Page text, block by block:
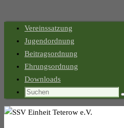
Zum
springen
Vereinssatzung
Jugendordnung
Beitragsordnung
Ehrungsordnung
Downloads
Suchen